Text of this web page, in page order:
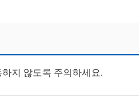
지 않도록 주의하세요.